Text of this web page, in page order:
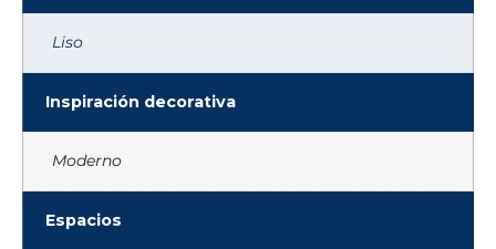
Liso
Inspiración decorativa
Moderno
Espacios